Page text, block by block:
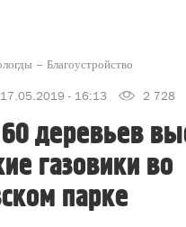
Благоустройство
17.05.2019 - 16:13 2 728
деревьев
газовики во
парке